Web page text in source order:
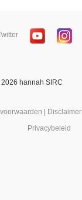
hannah SIRC
Disclaimer
Privacybeleid